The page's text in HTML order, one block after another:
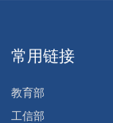
常用链接
教育部
工信部